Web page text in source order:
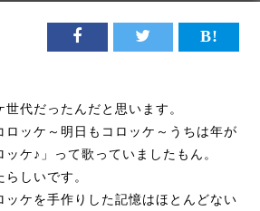
代だったんだと思います。
ロッケ～明日もコロッケ～うちは年が
ケ♪」って歌っていましたもん。
しいです。
ッケを手作りした記憶はほとんどない